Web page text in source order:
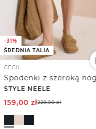
-31%
ŚREDNIA TALIA
CECIL
STYLE NEELE
159,00 zł229,00zł